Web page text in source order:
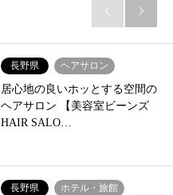
 
長野県 ヘアサロン
居心地の良いホッとする空間の
ヘアサロン 【美容室ビーンズ
HAIR SALO…
長野県 ホテル・旅館